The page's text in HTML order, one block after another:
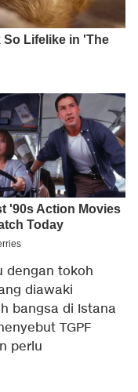
dengan tokoh
diawaki
bangsa di Istana
TGPF
perlu